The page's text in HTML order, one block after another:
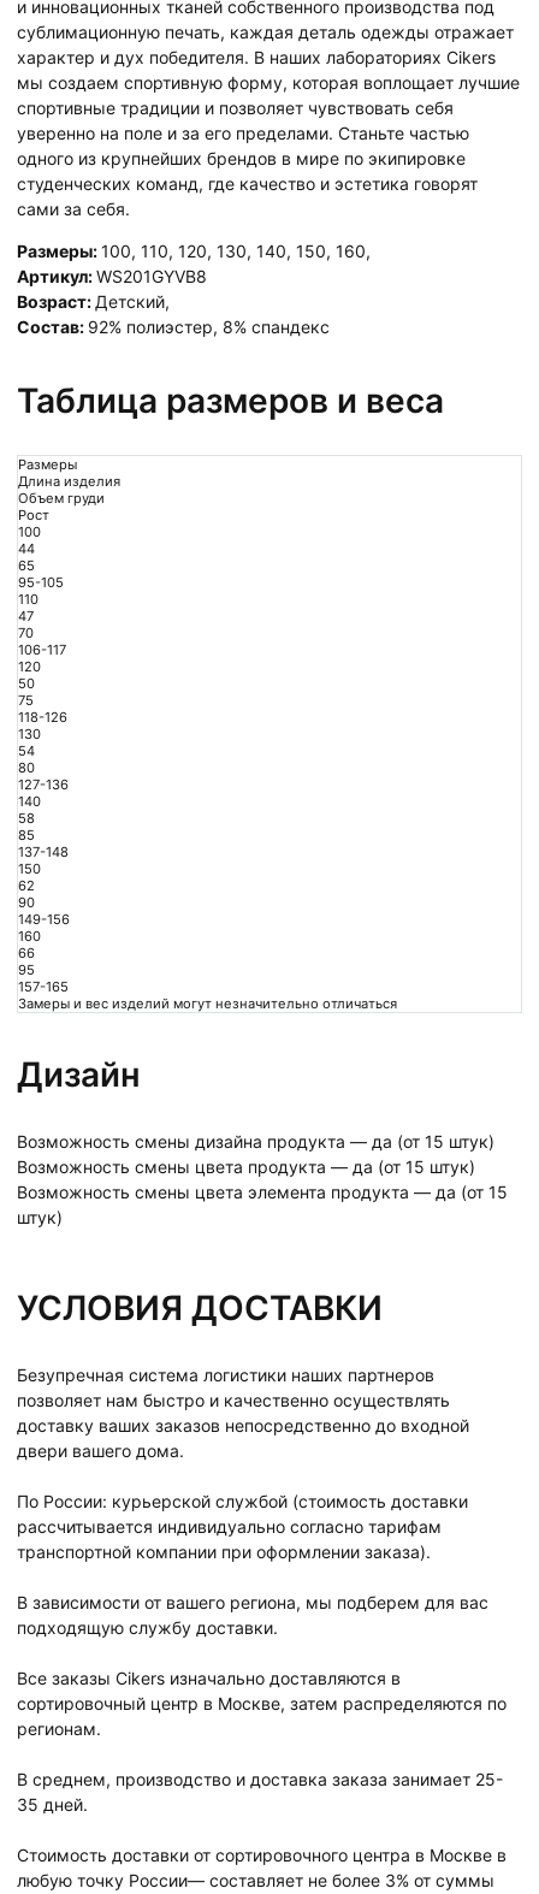
и инновационных тканей собственного производства под
сублимационную печать, каждая деталь одежды отражает
характер и дух победителя. В наших лабораториях Cikers
мы создаем спортивную форму, которая воплощает лучшие
спортивные традиции и позволяет чувствовать себя
уверенно на поле и за его пределами. Станьте частью
одного из крупнейших брендов в мире по экипировке
студенческих команд, где качество и эстетика говорят
сами за себя.
Размеры:100, 110, 120, 130, 140, 150, 160,
Артикул:WS201GYVB8
Возраст: Детский,
Состав: 92% полиэстер, 8% спандекс
Таблица размеров и веса
Размеры
Длина изделия
Объем груди
Рост
100
44
65
95-105
110
47
70
106-117
120
50
75
118-126
130
54
80
127-136
140
58
85
137-148
150
62
90
149-156
160
66
95
157-165
Замеры и вес изделий могут незначительно отличаться
Дизайн
Возможность смены дизайна продукта — да (от 15 штук)
Возможность смены цвета продукта — да (от 15 штук)
Возможность смены цвета элемента продукта — да (от 15
штук)
УСЛОВИЯ ДОСТАВКИ
Безупречная система логистики наших партнеров
позволяет нам быстро и качественно осуществлять
доставку ваших заказов непосредственно до входной
двери вашего дома.
По России: курьерской службой (стоимость доставки
рассчитывается индивидуально согласно тарифам
транспортной компании при оформлении заказа).
В зависимости от вашего региона, мы подберем для вас
подходящую службу доставки.
Все заказы Cikers изначально доставляются в
сортировочный центр в Москве, затем распределяются по
регионам.
В среднем, производство и доставка заказа занимает 25-
35 дней.
Стоимость доставки от сортировочного центра в Москве в
любую точку России— составляет не более 3% от суммы